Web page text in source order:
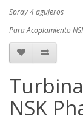
Spray 4 agujeros
Para Acoplamiento
NSK